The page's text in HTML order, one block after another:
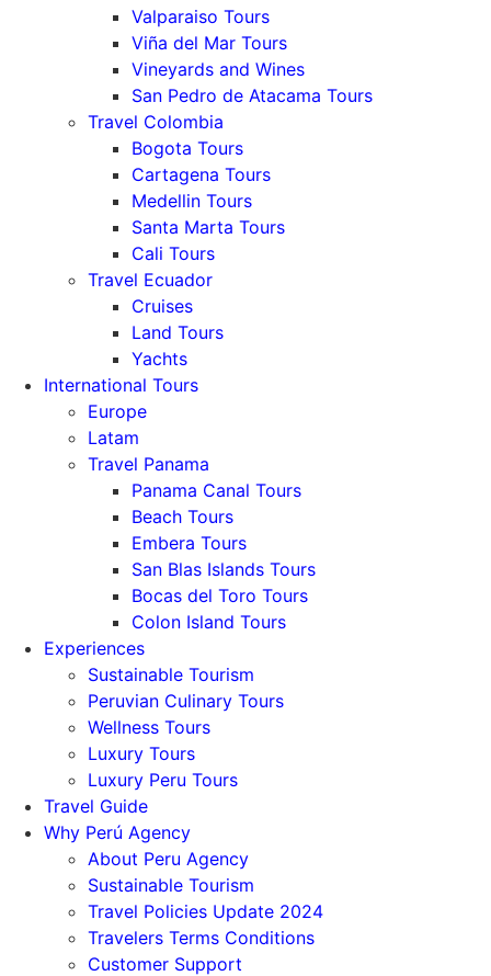
Valparaiso Tours
Viña del Mar Tours
Vineyards and Wines
San Pedro de Atacama Tours
Travel Colombia
Bogota Tours
Cartagena Tours
Medellin Tours
Santa Marta Tours
Cali Tours
Travel Ecuador
Cruises
Land Tours
Yachts
International Tours
Europe
Latam
Travel Panama
Panama Canal Tours
Beach Tours
Embera Tours
San Blas Islands Tours
Bocas del Toro Tours
Colon Island Tours
Experiences
Sustainable Tourism
Peruvian Culinary Tours
Wellness Tours
Luxury Tours
Luxury Peru Tours
Travel Guide
Why Perú Agency
About Peru Agency
Sustainable Tourism
Travel Policies Update 2024
Travelers Terms Conditions
Customer Support